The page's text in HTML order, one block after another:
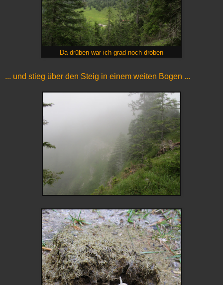
Da drüben war ich grad noch droben
... und stieg über den Steig in einem weiten Bogen ...